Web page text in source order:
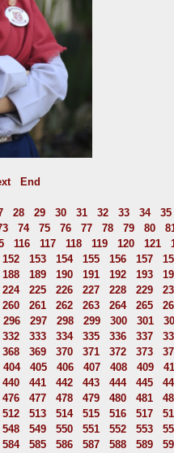
End
28 29 30 31 32 33 34 35
74 75 76 77 78 79 80
116 117 118 119 120 121
152 153 154 155 156 157
188 189 190 191 192 193
224 225 226 227 228 229
260 261 262 263 264 265
296 297 298 299 300 301
332 333 334 335 336 337
368 369 370 371 372 373
404 405 406 407 408 409
440 441 442 443 444 445
476 477 478 479 480 481
512 513 514 515 516 517
548 549 550 551 552 553
584 585 586 587 588 589